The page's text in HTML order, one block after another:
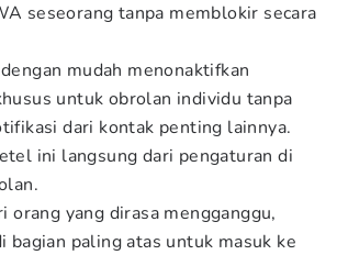
seseorang tanpa memblokir secara
mudah menonaktifkan
untuk obrolan individu tanpa
dari kontak penting lainnya.
ini langsung dari pengaturan di
orang yang dirasa mengganggu,
bagian paling atas untuk masuk ke